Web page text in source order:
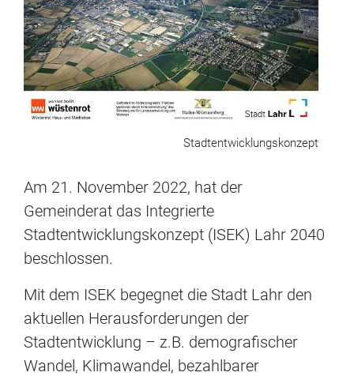
Stadtentwicklungskonzept
Am 21. November 2022, hat der
Gemeinderat das Integrierte
Stadtentwicklungskonzept (ISEK) Lahr 2040
beschlossen.
Mit dem ISEK begegnet die Stadt Lahr den
aktuellen Herausforderungen der
Stadtentwicklung – z.B. demografischer
Wandel, Klimawandel, bezahlbarer